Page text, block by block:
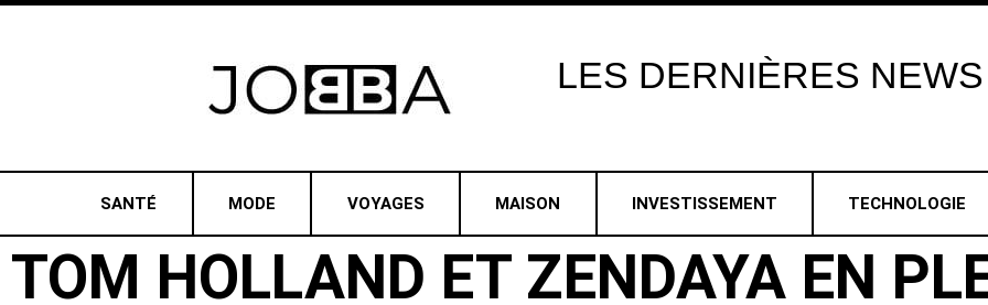
LES DERNIÈRES NEWS
SANTÉ MODE VOYAGES MAISON INVESTISSEMENT TECHNOLOGIE
TOM HOLLAND ET ZENDAYA EN